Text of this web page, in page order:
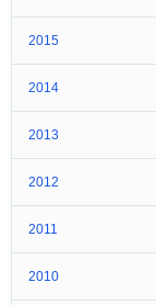
2015
2014
2013
2012
2011
2010